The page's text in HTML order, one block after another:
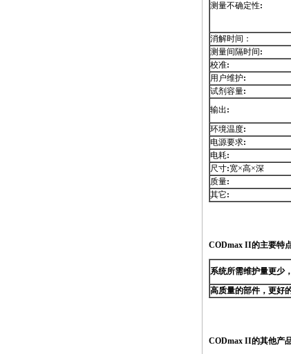
测量不确定性:
消解时间：
测量间隔时间:
校准:
用户维护:
试剂容量:
输出:
环境温度:
电源要求:
电耗:
尺寸:宽×高×深
质量:
其它:
CODmax II的主要特
系统所需维护量更少
高质量的部件，更好
CODmax II的其他产